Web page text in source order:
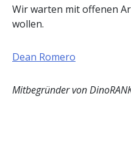
Wir warten mit offenen
wollen.
Dean Romero
Mitbegründer von